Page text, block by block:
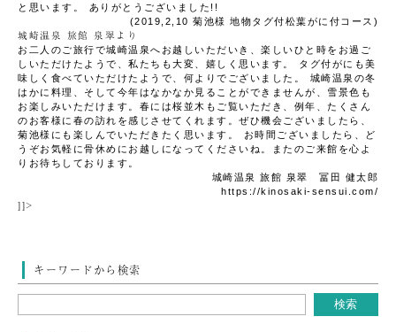
と思います。
ありがとうございました!!
(2019,2,10 菊池様 地物タグ付松葉がに付コース )
城崎温泉 旅館 泉翠より
お二人のご旅行で城崎温泉へお越しいただいき、楽しいひと時をお過ご
しいただけたようで、私たちも大変、嬉しく思います。
タグ付がにも美
味しく食べていただけたようで、何よりでございました。
城崎温泉の冬
はかに料理、そして今年はなかなか見ることができませんが、雪景色も
お楽しみいただけます。春には桜並木もご覧いただき、例年、たくさん
のお客様に春の訪れを感じさせてくれます。ぜひ機会ございましたら、
菊池様にも楽しんでいただきたく思います。
お時間ございましたら、ど
うぞお気軽に骨休めにお越しになってくださいね。またのご来館を心よ
りお待ちしております。
城崎温泉 旅館 泉翠 冨田 健太郎
https://kinosaki-sensui.com/
]]>
キーワードから検索